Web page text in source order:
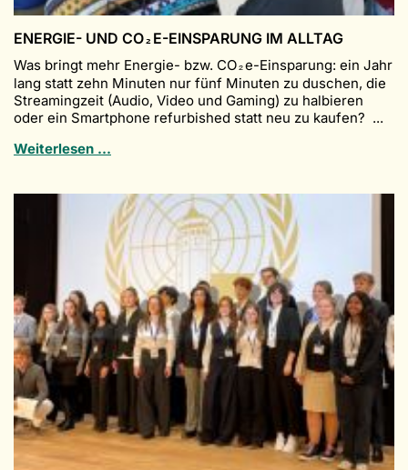
ENERGIE- UND CO₂E-EINSPARUNG IM ALLTAG
Was bringt mehr Energie- bzw. CO₂e-Einsparung: ein Jahr
lang statt zehn Minuten nur fünf Minuten zu duschen, die
Streamingzeit (Audio, Video und Gaming) zu halbieren
oder ein Smartphone refurbished statt neu zu kaufen? ...
Weiterlesen …
Einsparung
im
Alltag